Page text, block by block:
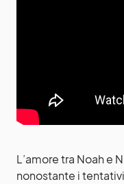
L’amore tra Noah e
nonostante i